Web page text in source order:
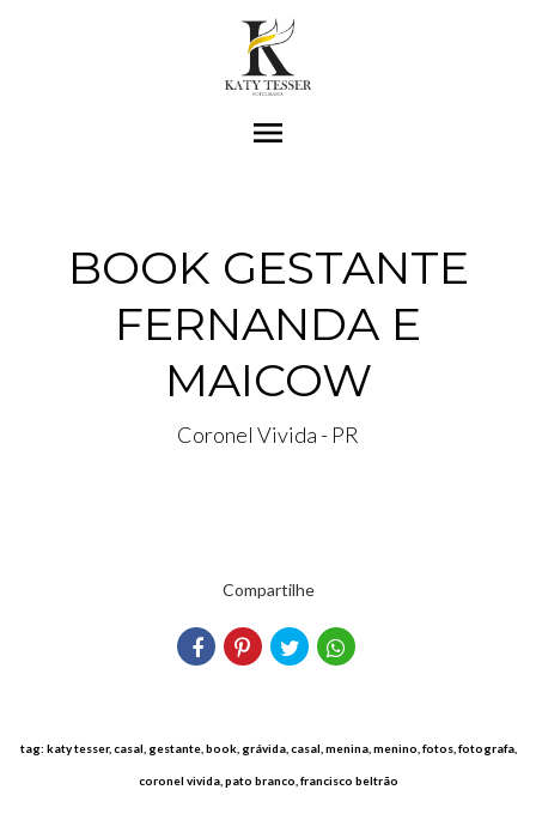
menu
BOOK GESTANTE
FERNANDA E
MAICOW
Coronel Vivida - PR
Compartilhe
tag: katy tesser, casal, gestante, book, grávida, casal, menina, menino, fotos, fotografa,
coronel vivida, pato branco, francisco beltrão